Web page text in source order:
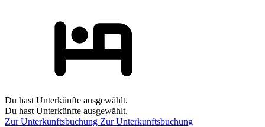
Du hast Unterkünfte ausgewählt.
Du hast Unterkünfte ausgewählt.
Zur Unterkunftsbuchung Zur Unterkunftsbuchung